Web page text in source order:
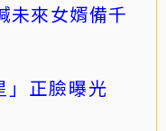
未來女婿備千
」正臉曝光